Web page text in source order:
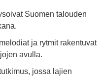
Suomen talouden
ja rytmit rakentuvat
avulla.
jossa lajien